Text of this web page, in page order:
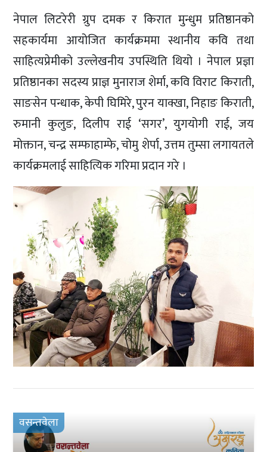
नेपाल लिटरेरी ग्रुप दमक र किरात मुन्धुम प्रतिष्ठानको
सहकार्यमा आयोजित कार्यक्रममा स्थानीय कवि तथा
साहित्यप्रेमीको उल्लेखनीय उपस्थिति थियो । नेपाल प्रज्ञा
प्रतिष्ठानका सदस्य प्राज्ञ मुनाराज शेर्मा, कवि विराट किराती,
साङसेन पन्धाक, केपी घिमिरे, पुरन याक्खा, निहाङ किराती,
रुमानी कुलुङ, दिलीप राई ‘सगर’, युगयोगी राई, जय
मोक्तान, चन्द्र सम्फाहाम्फे, चोमु शेर्पा, उत्तम तुम्सा लगायतले
कार्यक्रमलाई साहित्यिक गरिमा प्रदान गरे ।
वसन्तवेला